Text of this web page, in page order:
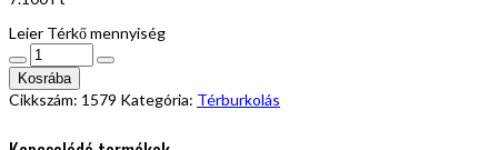
Leier Térkő mennyiség
Kosrába
Cikkszám: 1579 Kategória: Térburkolás